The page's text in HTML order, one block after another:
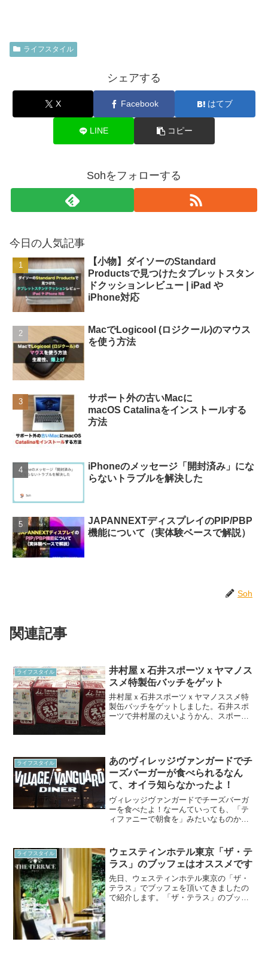
ライフスタイル
シェアする
X Facebook はてブ
LINE コピー
Sohをフォローする
今日の人気記事
【小物】ダイソーのStandard
Productsで見つけたタブレットスタン
ドクッションレビュー | iPad や
iPhone対応
MacでLogicool (ロジクール)のマウス
を使う方法
サポート外の古いMacに
macOS Catalinaをインストールする
方法
iPhoneのメッセージ「開封済み」にな
らないトラブルを解決した
JAPANNEXTディスプレイのPIP/PBP
機能について（実体験ベースで解説）
Soh
関連記事
ライフスタイル
井村屋ｘ石井スポーツｘヤマノス
スメ特製缶バッチをゲット
井村屋ｘ石井スポーツｘヤマノススメ特
製缶バッチをゲットしました。石井スポ
ーツで井村屋のえいようかん、スポーツ
ープがコラボしたグッズで...
ライフスタイル
あのヴィレッジヴァンガードでチ
ーズバーガーが食べられるなん
て、オイラ知らなかったよ！
ヴィレッジヴァンガードでチーズバーガ
ーを食べたよ！なーんていっても、「テ
ィファニーで朝食を」みたいなものかと
ン)私が訪れたのは、ヴィレッジヴァンガ
ード・ダイナー。ヴィ...
ライフスタイル
ウェスティンホテル東京「ザ・テ
ラス」のブッフェはオススメです
先日、ウェスティンホテル東京の「ザ・
テラス」でブッフェを頂いてきましたの
で紹介します。「ザ・テラス」のブッフ